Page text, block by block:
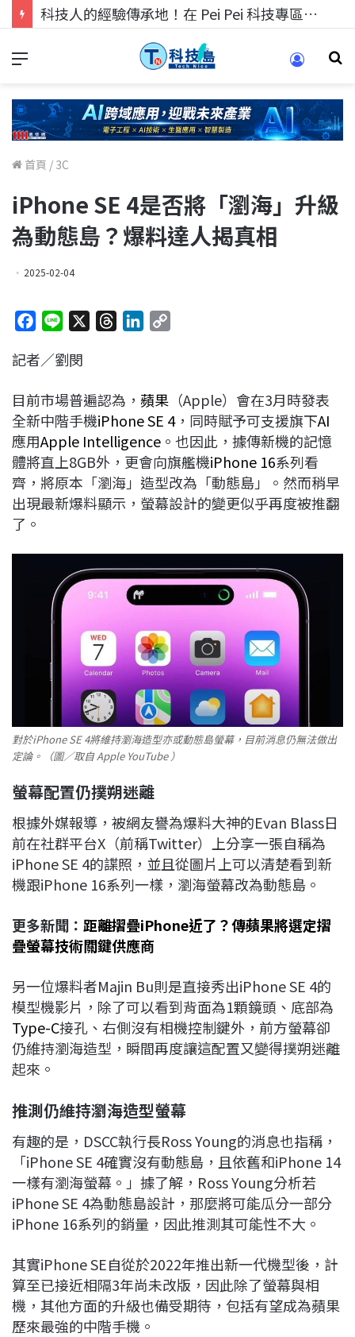
科技人的經驗傳承地！在 Pei Pei 科技專區，與學弟妹交流最硬核的技術
首頁 / 3C
iPhone SE 4是否將「瀏海」升級
為動態島？爆料達人揭真相
2025-02-04
c
b
o
o
k
n
a
d
s
e
d
I
n
i
n
k
記者／劉閔
目前市場普遍認為， 蘋果 （Apple）會在3月時發表
全新中階手機iPhone SE 4，同時賦予可支援旗下AI
應用Apple Intelligence 。也因此，據傳新機的記憶
體將直上8GB外，更會向旗艦機iPhone 16系列看
齊，將原本「瀏海」造型改為「動態島」。然而稍早
出現最新爆料顯示，螢幕設計的變更似乎再度被推翻
了。
對於iPhone SE 4將維持瀏海造型亦或動態島螢幕，目前消息仍無法做出
定論。（圖／取自 Apple YouTube ）
螢幕配置仍撲朔迷離
根據外媒報導，被網友譽為爆料大神的Evan Blass日
前在社群平台X（前稱Twitter）上分享一張自稱為
iPhone SE 4的諜照，並且從圖片上可以清楚看到新
機跟iPhone 16系列一樣，瀏海螢幕改為動態島。
更多新聞： 距離摺疊iPhone近了？傳蘋果將選定摺
疊螢幕技術關鍵供應商
另一位爆料者Majin Bu則是直接秀出iPhone SE 4的
模型機影片，除了可以看到背面為1顆鏡頭、底部為
Type-C接孔、右側沒有相機控制鍵外，前方螢幕卻
仍維持瀏海造型，瞬間再度讓這配置又變得撲朔迷離
起來。
推測仍維持瀏海造型螢幕
有趣的是，DSCC執行長Ross Young的消息也指稱，
「iPhone SE 4確實沒有動態島，且依舊和iPhone 14
一樣有瀏海螢幕。」據了解，Ross Young分析若
iPhone SE 4為動態島設計，那麼將可能瓜分一部分
iPhone 16系列的銷量，因此推測其可能性不大。
其實iPhone SE自從於2022年推出新一代機型後，計
算至已接近相隔3年尚未改版，因此除了螢幕與相
機，其他方面的升級也備受期待，包括有望成為蘋果
歷來最強的中階手機。